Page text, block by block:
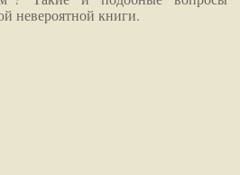
невероятной книги.